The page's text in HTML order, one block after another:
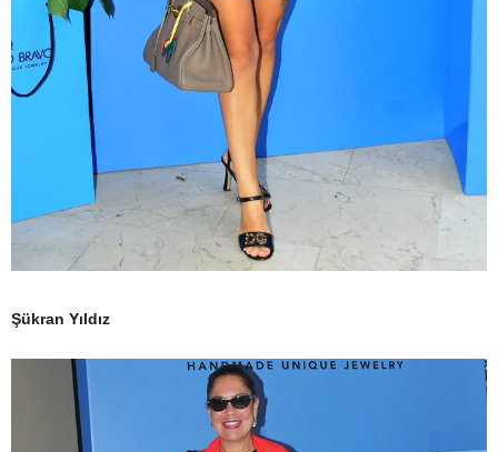
Şükran Yıldız